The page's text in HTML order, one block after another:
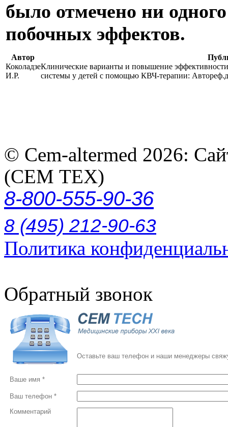
было отмечено ни
побочных эффектов.
Автор
Коколадзе
И.Р.
Клинические варианты и повышение
системы у детей с помощью КВЧ-терапии:
© Cem-altermed 2026:
(СЕМ ТЕХ)
8-800-555-90-36
8 (495) 212-90-63
Политика
Обратный звонок
Оставьте ваш телефон и наши менеджеры
Ваше имя *
Ваш телефон *
Комментарий